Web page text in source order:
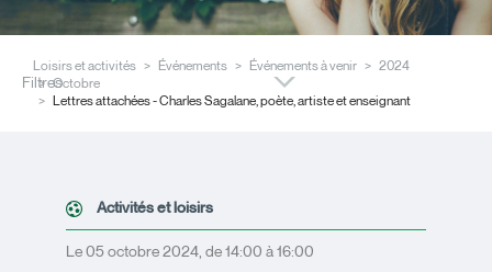
Loisirs et activités Événements Événements à venir
2024
Octobre
Lettres attachées - Charles Sagalane, poète, artiste et enseignant
Filtres
Activités et loisirs
Le 05 octobre 2024, de 14:00 à 16:00